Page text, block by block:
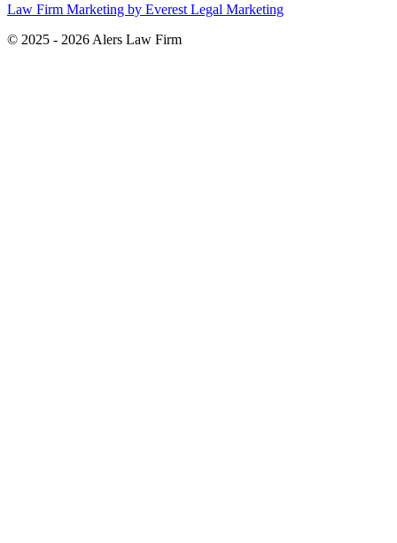
Law Firm Marketing by Everest Legal Marketing
© 2025 - 2026 Alers Law Firm